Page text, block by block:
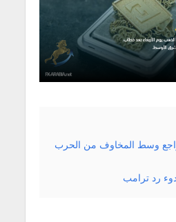
وسط المخاوف من الحرب
رد ترامب